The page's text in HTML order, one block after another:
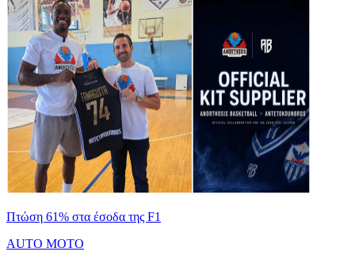
Πτώση 61% στα έσοδα της F1
AUTO MOTO